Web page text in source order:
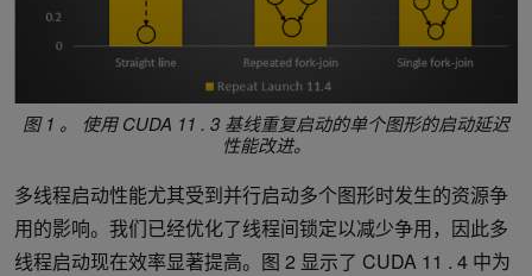
图 1 。
使用 CUDA 11 . 3 基线重复启动的单个图形的启动延迟
性能改进。
多线程启动性能尤其受到并行启动多个图形时发生的资源争
用的影响。我们已经优化了线程间锁定以减少争用，因此多
线程启动现在效率显著提高。图 2 显示了 CUDA 11 . 4 中为